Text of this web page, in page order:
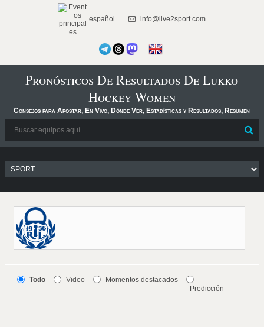
español info@live2sport.com
Pronósticos De Resultados De Lukko
Hockey Women
Consejos para Apostar, En Vivo, Dónde Ver, Estadísticas y Resultados, Resumen
Todo Video
Momentos destacados
Predicción